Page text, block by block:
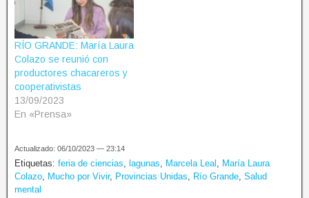
RÍO GRANDE: María Laura
Colazo se reunió con
productores chacareros y
cooperativistas
13/09/2023
En «Prensa»
Actualizado: 06/10/2023 — 23:14
Etiquetas: feria de ciencias, lagunas, Marcela Leal , María Laura
Colazo, Mucho por Vivir, Provincias Unidas, Río Grande, Salud
mental